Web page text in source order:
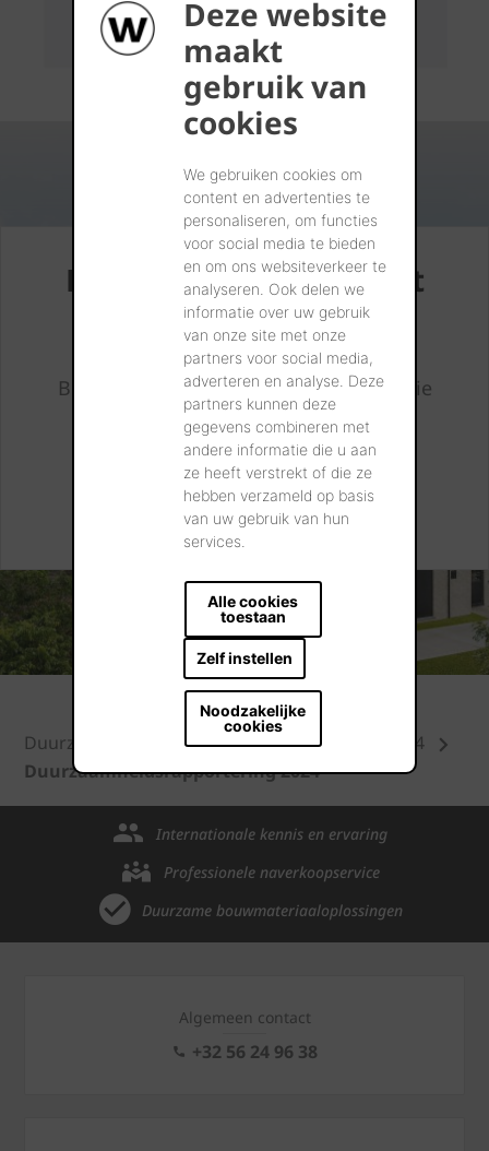
Deze website
maakt
gebruik van
cookies
We gebruiken cookies om
content en advertenties te
personaliseren, om functies
voor social media te bieden
en om ons websiteverkeer te
analyseren. Ook delen we
informatie over uw gebruik
van onze site met onze
partners voor social media,
adverteren en analyse. Deze
partners kunnen deze
gegevens combineren met
andere informatie die u aan
ze heeft verstrekt of die ze
hebben verzameld op basis
van uw gebruik van hun
services.
Alle cookies
toestaan
Zelf instellen
Noodzakelijke
cookies
Duurzaamheidsrapport
2024
Bekijk een overzicht van alle thema's die
werden opgenomen in ons
Duurzaamheidsrapport 2024.
DUURZAAMHEIDSRAPPORT 2024
Duurzaamheid
Duurzaamheidsrapport 2024
Duurzaamheidsrapportering 2024
Internationale kennis en ervaring
Professionele naverkoopservice
Duurzame bouwmateriaaloplossingen
Algemeen contact
+32 56 24 96 38